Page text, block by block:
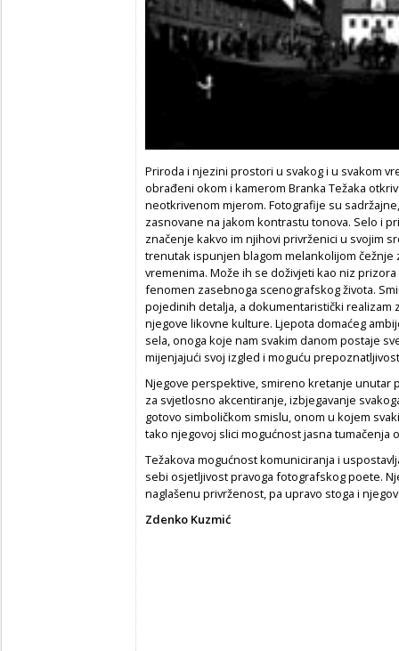
Priroda i njezini prostori u svakog i u svakom
obrađeni okom i kamerom Branka Težaka
neotkrivenom mjerom. Fotografije su
zasnovane na jakom kontrastu tonova. Selo i
značenje kakvo im njihovi privrženici u svojim
trenutak ispunjen blagom melankolijom čežnje
vremenima. Može ih se doživjeti kao niz
fenomen zasebnoga scenografskog života.
pojedinih detalja, a dokumentaristički
njegove likovne kulture. Ljepota domaćeg
sela, onoga koje nam svakim danom postaje
mijenjajući svoj izgled i moguću
Njegove perspektive, smireno kretanje unutar
za svjetlosno akcentiranje, izbjegavanje
gotovo simboličkom smislu, onom u kojem
tako njegovoj slici mogućnost jasna tumačenja
Težakova mogućnost komuniciranja i
sebi osjetljivost pravoga fotografskog poete.
naglašenu privrženost, pa upravo stoga i
Zdenko Kuzmić